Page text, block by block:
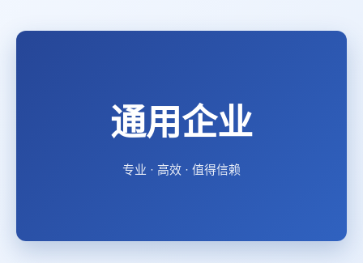
通用企业
专业 · 高效 · 值得信赖